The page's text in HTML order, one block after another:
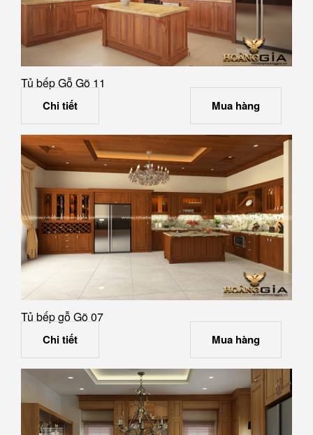
Tủ bếp Gỗ Gõ 11
Chi tiết Mua hàng
Tủ bếp gỗ Gõ 07
Chi tiết Mua hàng